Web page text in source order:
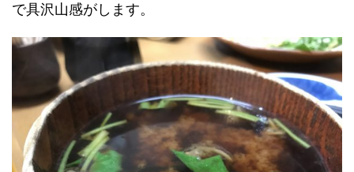
で具沢山感がします。